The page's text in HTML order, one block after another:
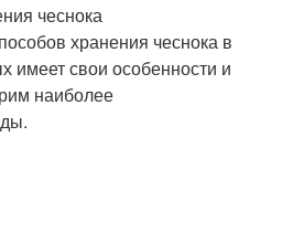
чеснока
хранения чеснока в
имеет свои особенности и
наиболее